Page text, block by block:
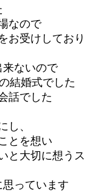
なので
お受けしており
ないので
結婚式でした
話でした
、
とを想い
と大切に想うス
っています